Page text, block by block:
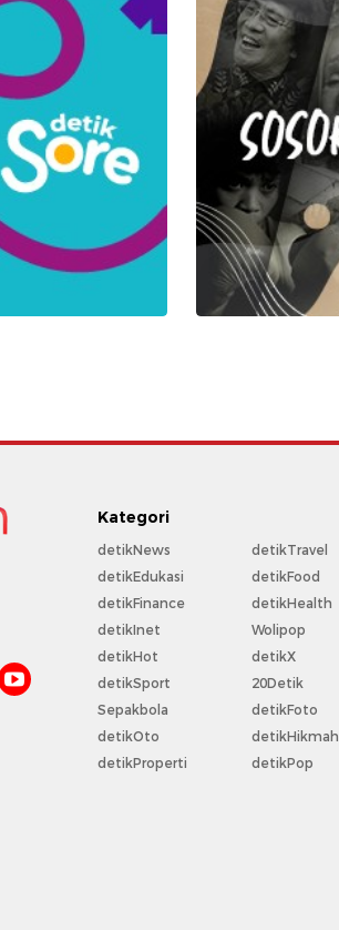
Kategori
detikNews
detikEdukasi
detikFinance
detikInet
detikHot
detikSport
Sepakbola
detikOto
detikProperti
detikTravel
detikFood
detikHealth
Wolipop
detikX
20Detik
detikFoto
detikHikmah
detikPop